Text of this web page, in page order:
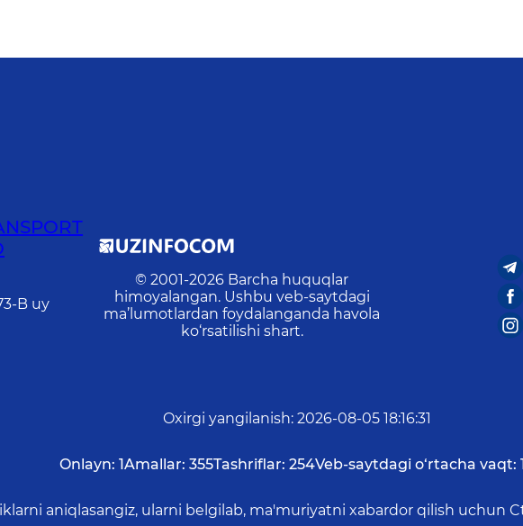
B uу
© 2001-2026 Barcha huquqlar
himoyalangan. Ushbu veb-saytdagi
ma’lumotlardan foydalanganda havola
ko‘rsatilishi shart.
Oxirgi yangilanish: 2026-08-05 18:16:31
Onlayn: 1Amallar: 355Tashriflar: 254Veb-saytdagi o‘rtacha vaqt:
aniqlasangiz, ularni belgilab, ma'muriyatni xabardor qilish uchun